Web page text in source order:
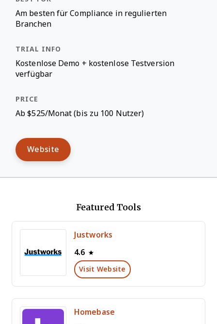
Am besten für Compliance in regulierten
Branchen
Kostenlose Demo + kostenlose Testversion
verfügbar
Ab $525/Monat (bis zu 100 Nutzer)
Website
Featured Tools
Justworks
4.6
Visit Website
Homebase